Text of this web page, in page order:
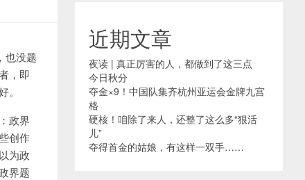
也没题
，即
政界
创作
为政
界题
近期文章
夜读 | 真正厉害的人，都做到了这三点
今日秋分
夺金×9！中国队集齐杭州亚运会金牌九宫
格
硬核！咱除了来人，还整了这么多“狠活
儿”
夺得首金的姑娘，有这样一双手……